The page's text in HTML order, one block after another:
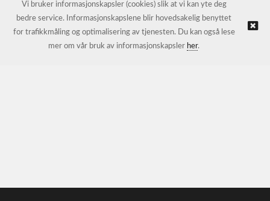
Vi bruker informasjonskapsler (cookies) slik at vi kan yte deg
bedre service. Informasjonskapslene blir hovedsakelig benyttet
for trafikkmåling og optimalisering av tjenesten. Du kan også lese
mer om vår bruk av informasjonskapsler her.